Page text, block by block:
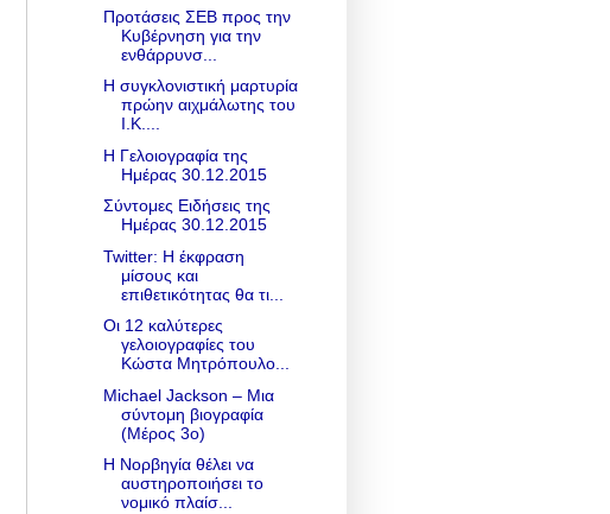
Προτάσεις ΣΕΒ προς την
Κυβέρνηση για την
ενθάρρυνσ...
Η συγκλονιστική μαρτυρία
πρώην αιχμάλωτης του
Ι.Κ....
Η Γελοιογραφία της
Ημέρας 30.12.2015
Σύντομες Ειδήσεις της
Ημέρας 30.12.2015
Twitter: Η έκφραση
μίσους και
επιθετικότητας θα τι...
Οι 12 καλύτερες
γελοιογραφίες του
Κώστα Μητρόπουλο...
Michael Jackson – Μια
σύντομη βιογραφία
(Μέρος 3ο)
Η Νορβηγία θέλει να
αυστηροποιήσει το
νομικό πλαίσ...